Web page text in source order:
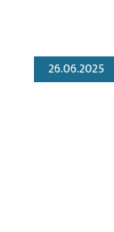
26.06.2025